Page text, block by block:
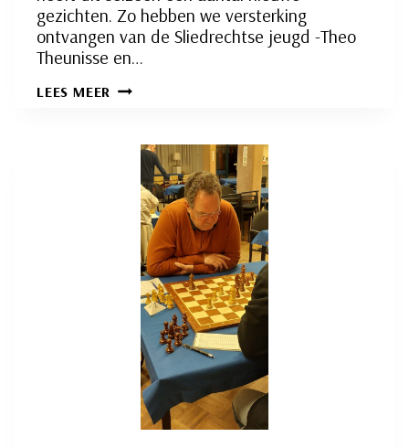
gezichten. Zo hebben we versterking
ontvangen van de Sliedrechtse jeugd -Theo
Theunisse en…
LEES MEER SLIEDRECHT
MONSTERSCORE